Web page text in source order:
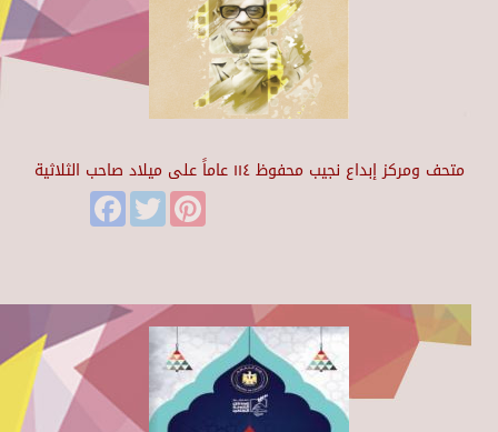
متحف ومركز إبداع نجيب محفوظ ١١٤ عاماً على ميلاد صاحب الثلاثية
FacebookTwitter